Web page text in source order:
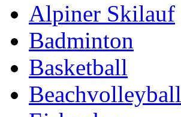
Alpiner Skilauf
Badminton
Basketball
Beachvolleyball